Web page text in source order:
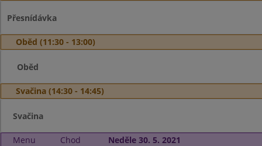
Přesnídávka
Oběd (11:30 - 13:00)
Oběd
Svačina (14:30 - 14:45)
Svačina
Menu Chod
Neděle 30. 5. 2021